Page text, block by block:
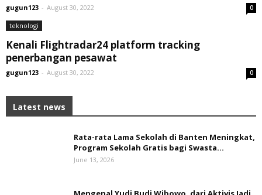
gugun123 - August 30, 2022 0
teknologi
Kеnаlі Flіghtrаdаr24 рlаtfоrm trасkіng
реnеrbаngаn pesawat
gugun123 - August 30, 2022 0
Latest news
Rata-rata Lama Sekolah di Banten Meningkat,
‎Program Sekolah Gratis bagi Swasta...
June 13, 2026